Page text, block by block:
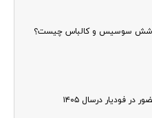
سوسیس و کالباس چیست؟
فودیار درسال ۱۴۰۵